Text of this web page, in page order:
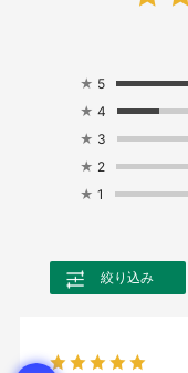
★ 5
★ 4
★ 3
★ 2
★ 1
絞り込み